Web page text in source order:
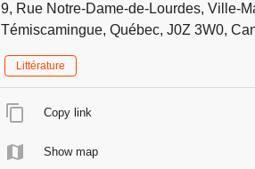
9, Rue Notre-Dame-de-Lourdes, Ville-
Témiscamingue, Québec, J0Z 3W0,
Littérature
Copy link
Show map